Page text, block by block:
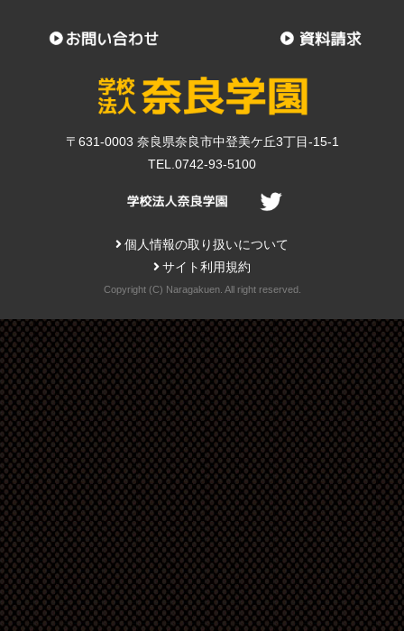
〒631-0003 奈良県奈良市中登美ケ丘3丁目-15-1
TEL.0742-93-5100
個人情報の取り扱いについて
サイト利用規約
Copyright (C) Naragakuen. All right reserved.